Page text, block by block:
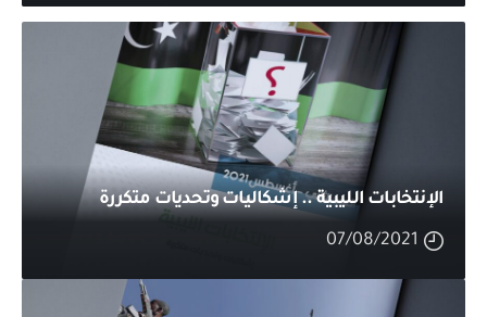
الإنتخابات الليبية .. إشكاليات وتحديات متكررة
07/08/2021